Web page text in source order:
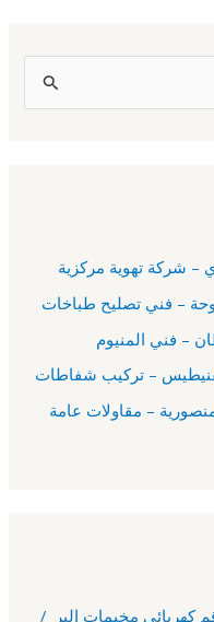
الكويت 66140865 – المنصورية – مقاولات عامة
مخيمات البر / 50802191 / رقم كهربائي مخيمات البر /